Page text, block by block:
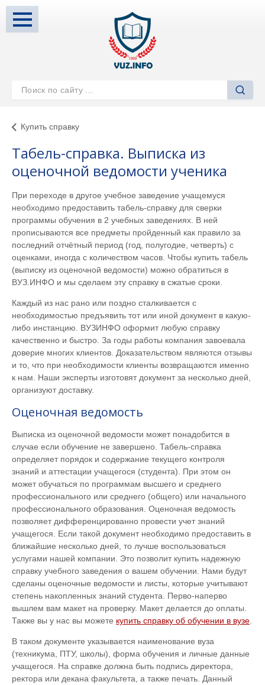
Купить справку
Табель-справка. Выписка из
оценочной ведомости ученика
При переходе в другое учебное заведение учащемуся
необходимо предоставить табель-справку для сверки
программы обучения в 2 учебных заведениях. В ней
прописываются все предметы пройденный как правило за
последний отчётный период (год, полугодие, четверть) с
оценками, иногда с количеством часов. Чтобы купить табель
(выписку из оценочной ведомости) можно обратиться в
ВУЗ.ИНФО и мы сделаем эту справку в сжатые сроки.
Каждый из нас рано или поздно сталкивается с
необходимостью предъявить тот или иной документ в какую-
либо инстанцию. ВУЗИНФО оформит любую справку
качественно и быстро. За годы работы компания завоевала
доверие многих клиентов. Доказательством являются отзывы
и то, что при необходимости клиенты возвращаются именно
к нам. Наши эксперты изготовят документ за несколько дней,
организуют доставку.
Оценочная ведомость
Выписка из оценочной ведомости может понадобится в
случае если обучение не завершено. Табель-справка
определяет порядок и содержание текущего контроля
знаний и аттестации учащегося (студента). При этом он
может обучаться по программам высшего и среднего
профессионального или среднего (общего) или начального
профессионального образования. Оценочная ведомость
позволяет дифференцированно провести учет знаний
учащегося. Если такой документ необходимо предоставить в
ближайшие несколько дней, то лучше воспользоваться
услугами нашей компании. Это позволит купить надежную
справку учебного заведения о вашем обучении. Нами будут
сделаны оценочные ведомости и листы, которые учитывают
степень накопленных знаний студента. Перво-наперво
вышлем вам макет на проверку. Макет делается до оплаты.
Также вы у нас вы можете купить справку об обучении в вузе
В таком документе указывается наименование вуза
(техникума, ПТУ, школы), форма обучения и личные данные
учащегося. На справке должна быть подпись директора,
ректора или декана факультета, а также печать. Данный